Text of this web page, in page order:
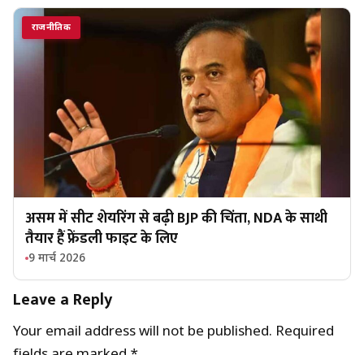
राजनीतिक
असम में सीट शेयरिंग से बढ़ी BJP की चिंता, NDA के साथी
तैयार हैं फ्रेंडली फाइट के लिए
9 मार्च 2026
Leave a Reply
Your email address will not be published. Required